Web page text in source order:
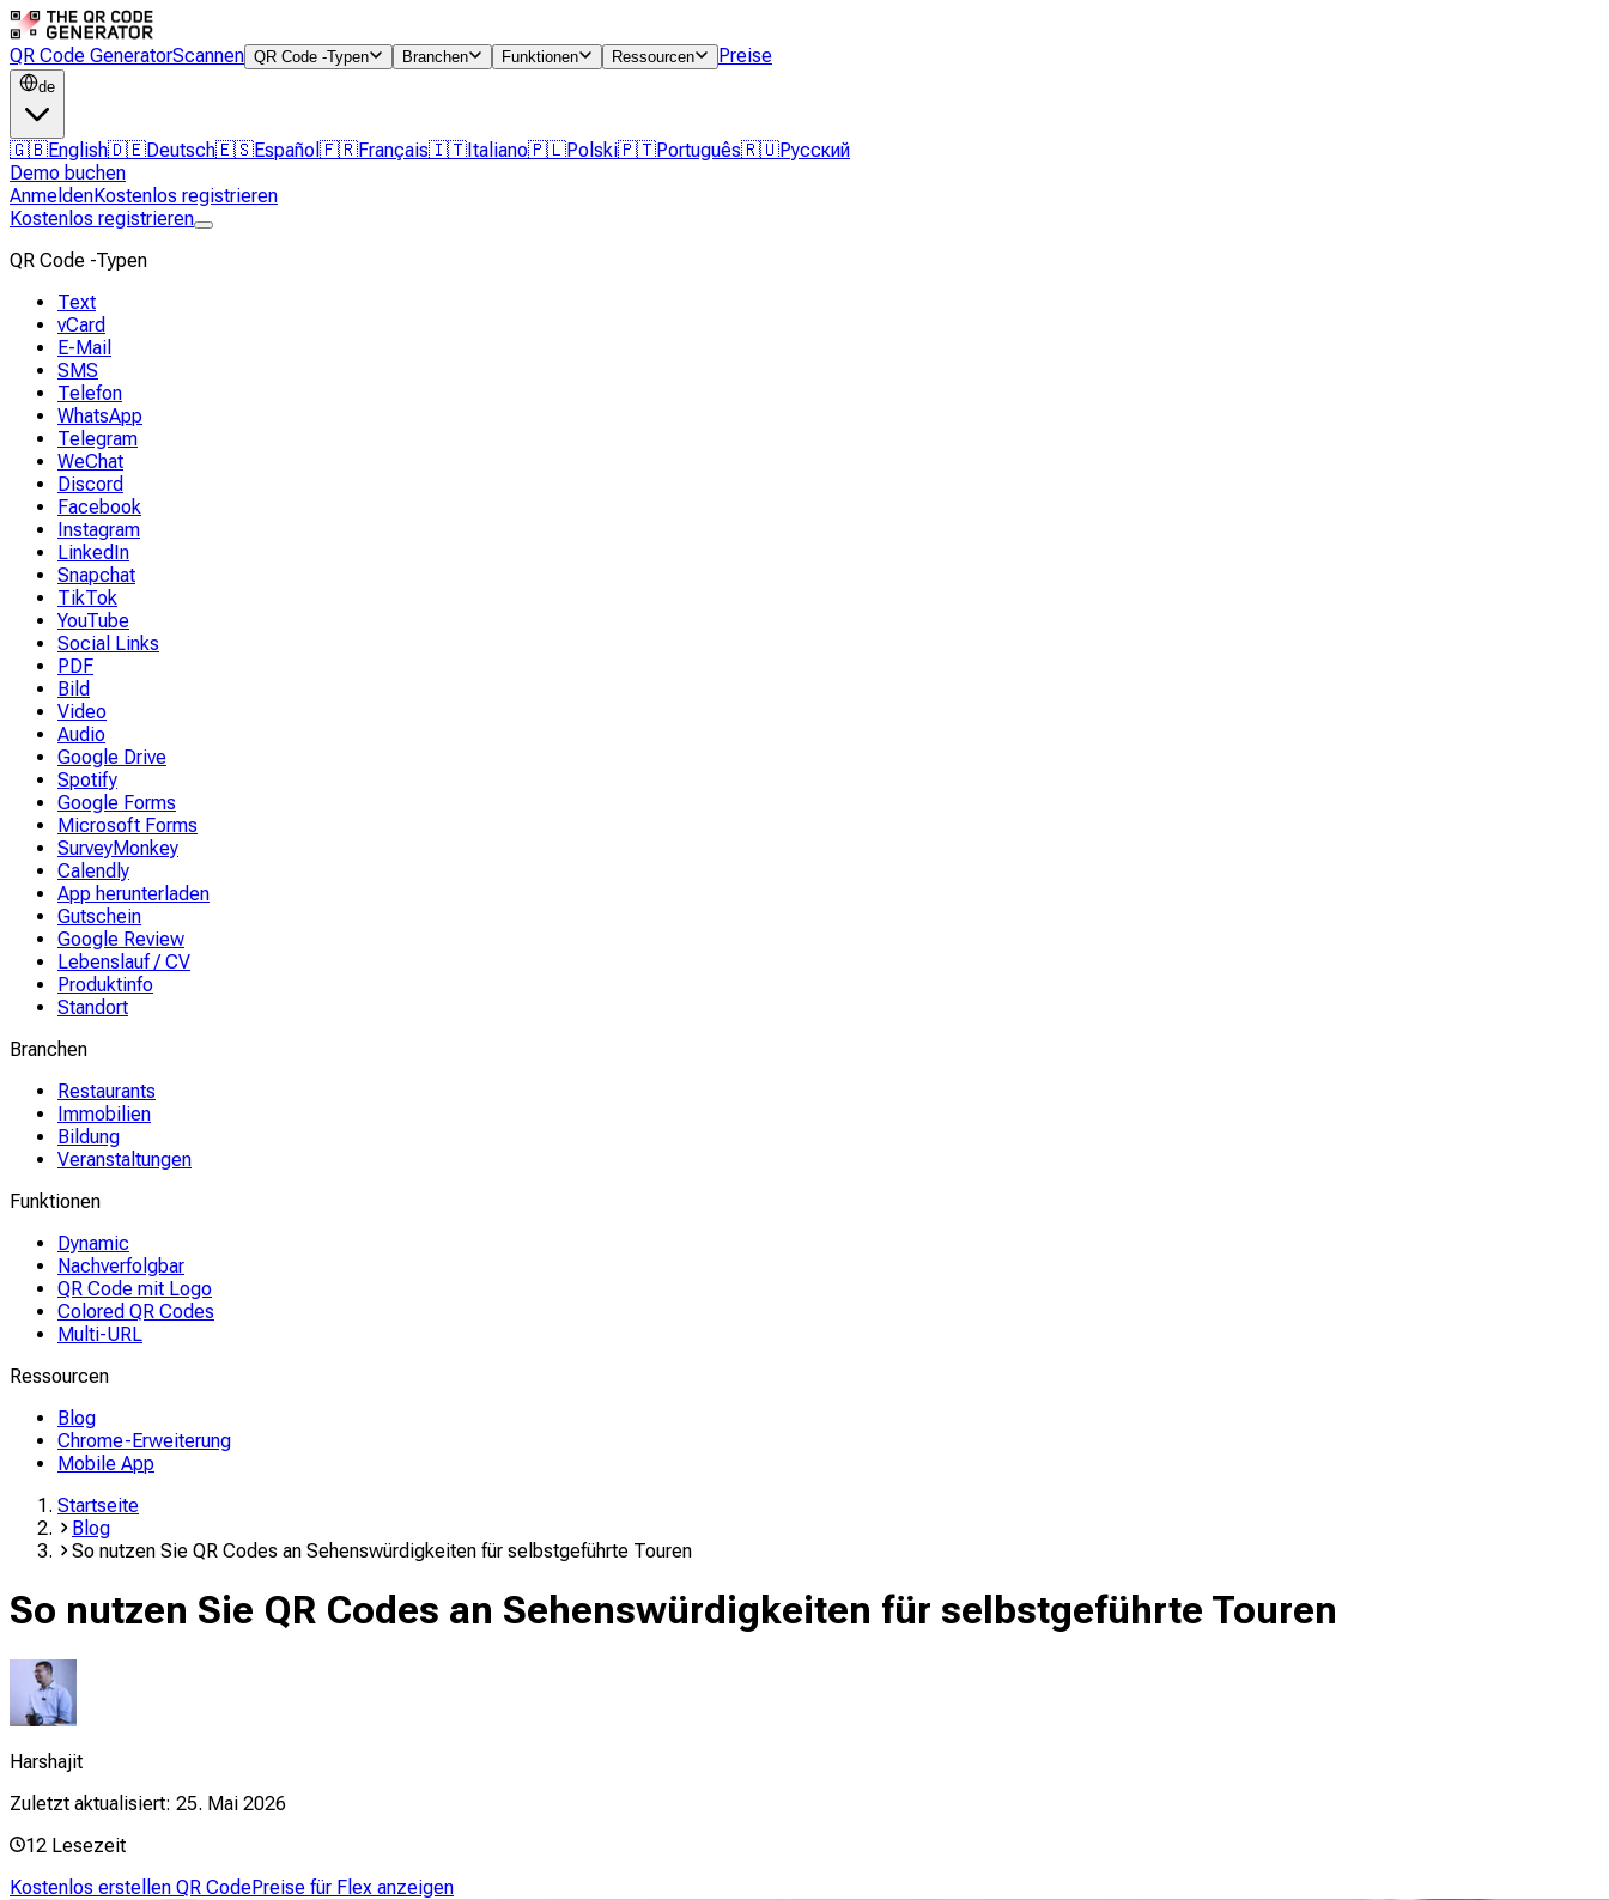
QR Code GeneratorScannen QR Code -Typen Branchen Funktionen Ressourcen Preise
de
🇬🇧English🇩🇪Deutsch🇪🇸Español 🇫🇷Français🇮🇹Italiano🇵🇱Polski🇵🇹Português🇷🇺Русский
Demo buchen
AnmeldenKostenlos registrieren
Kostenlos registrieren
QR Code -Typen
Text
vCard
E-Mail
SMS
Telefon
WhatsApp
Telegram
WeChat
Discord
Facebook
Instagram
LinkedIn
Snapchat
TikTok
YouTube
Social Links
PDF
Bild
Video
Audio
Google Drive
Spotify
Google Forms
Microsoft Forms
SurveyMonkey
Calendly
App herunterladen
Gutschein
Google Review
Lebenslauf / CV
Produktinfo
Standort
Branchen
Restaurants
Immobilien
Bildung
Veranstaltungen
Funktionen
Dynamic
Nachverfolgbar
QR Code mit Logo
Colored QR Codes
Multi-URL
Ressourcen
Blog
Chrome-Erweiterung
Mobile App
Startseite
Blog
So nutzen Sie QR Codes an Sehenswürdigkeiten für selbstgeführte Touren
So nutzen Sie QR Codes an Sehenswürdigkeiten für selbstgeführte Touren
Harshajit
Zuletzt aktualisiert: 25. Mai 2026
12 Lesezeit
Kostenlos erstellen QR CodePreise für Flex anzeigen